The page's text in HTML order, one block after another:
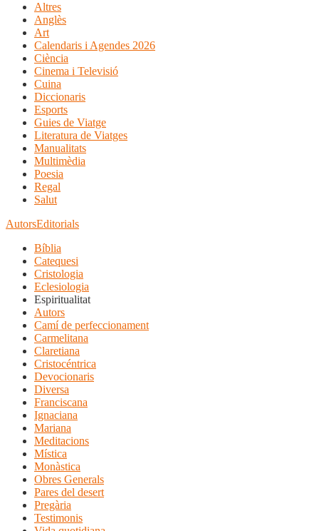
Altres
Anglès
Art
Calendaris i Agendes 2026
Ciència
Cinema i Televisió
Cuina
Diccionaris
Esports
Guies de Viatge
Literatura de Viatges
Manualitats
Multimèdia
Poesia
Regal
Salut
AutorsEditorials
Bíblia
Catequesi
Cristologia
Eclesiologia
Espiritualitat
Autors
Camí de perfeccionament
Carmelitana
Claretiana
Cristocéntrica
Devocionaris
Diversa
Franciscana
Ignaciana
Mariana
Meditacions
Mística
Monàstica
Obres Generals
Pares del desert
Pregària
Testimonis